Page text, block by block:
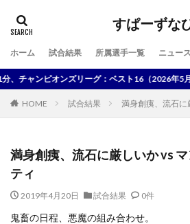
すぱーずな
ホーム 試合結果 所属選手一覧 ニュース
ピオンズリーグ：ベスト16（2026年5月23日
HOME 試合結果 満身創痍、流石に
満身創痍、流石に厳しいか vs
ティ
2019年4月20日 試合結果 0件
鬼畜の日程、悪魔の組み合わせ。
検索